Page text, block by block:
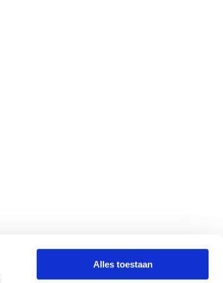
Alles toestaan